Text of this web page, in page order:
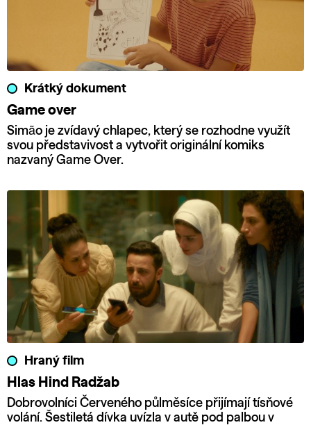
Krátký dokument
Game over
Simão je zvídavý chlapec, který se rozhodne využít
svou představivost a vytvořit originální komiks
nazvaný Game Over.
Hraný film
Hlas Hind Radžab
Dobrovolníci Červeného půlměsíce přijímají tísňové
volání. Šestiletá dívka uvízla v autě pod palbou v